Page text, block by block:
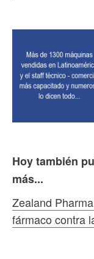
Hoy también
más...
Zealand
fármaco contra